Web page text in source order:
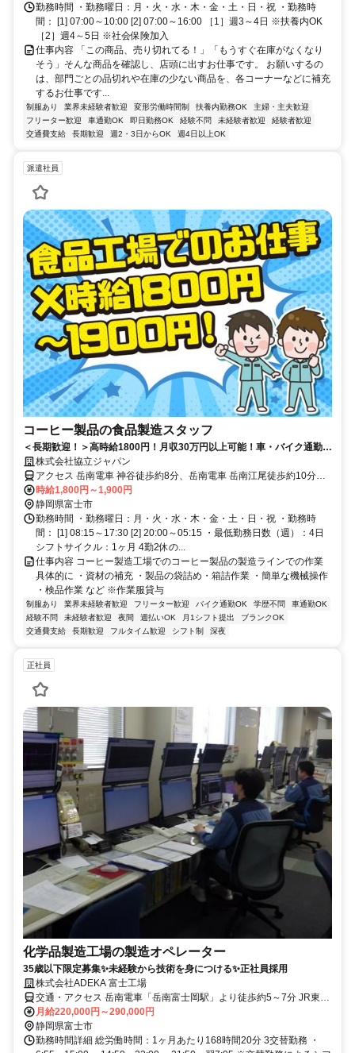
勤務時間 ・勤務曜日：月・火・水・木・金・土・日・祝 ・勤務時
間： [1] 07:00～10:00 [2] 07:00～16:00 ［1］週3～4日 ※扶養内OK
［2］週4～5日 ※社会保険加入
仕事内容 「この商品、売り切れてる！」「もうすぐ在庫がなくなり
そう」そんな商品を確認し、店頭に出すお仕事です。 お願いするの
は、部門ごとの品切れや在庫の少ない商品を、各コーナーなどに補充
するお仕事です...
制服あり 業界未経験者歓迎 変形労働時間制 扶養内勤務OK
主婦・主夫歓迎
フリーター歓迎
車通勤OK 即日勤務OK 経験不問 未経験者歓迎
経験者歓迎
交通費支給
長期歓迎 週2・3日からOK 週4日以上OK
派遣社員
コーヒー製品の食品製造スタッフ
＜長期歓迎！＞高時給1800円！月収30万円以上可能！車・バイク通勤
OK！株式会社協立ジャパン
アクセス 岳南電車 神谷徒歩約8分、岳南電車 岳南江尾徒歩約10分
車・バイク通勤OK（無料駐車場完備）
時給1,800円～1,900円
静岡県富士市
勤務時間 ・勤務曜日：月・火・水・木・金・土・日・祝 ・勤務時
間： [1] 08:15～17:30 [2] 20:00～05:15 ・最低勤務日数（週）：4日
シフトサイクル：1ヶ月 4勤2休の...
仕事内容 コーヒー製造工場でのコーヒー製品の製造ラインでの作業
具体的に ・資材の補充 ・製品の袋詰め・箱詰作業 ・簡単な機械操作
・検品作業 など ※作業服貸与
制服あり 業界未経験者歓迎 フリーター歓迎 バイク通勤OK 学歴不問
車通勤OK
経験不問
未経験者歓迎 夜間 週払いOK 月1シフト提出
ブランクOK
交通費支給
長期歓迎 フルタイム歓迎 シフト制 深夜
正社員
化学品製造工場の製造オペレーター
35歳以下限定募集✨未経験から技術を身につける✨正社員採用
株式会社ADEKA 富士工場
交通・アクセス 岳南電車「岳南富士岡駅」より徒歩約5～7分 JR東海
道本線「吉原駅」から車で約10分
月給220,000円～290,000円
静岡県富士市
勤務時間詳細 総労働時間：1ヶ月あたり168時間20分 3交替勤務 ・